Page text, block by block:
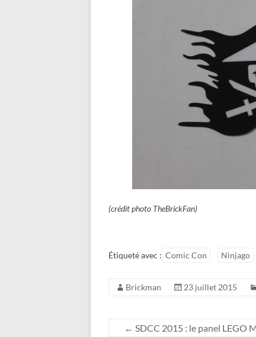
(crédit photo TheBrickFan)
Étiqueté avec : Comic Con Ninjago
Brickman 23 juillet 2015
← SDCC 2015 : le panel LEGO